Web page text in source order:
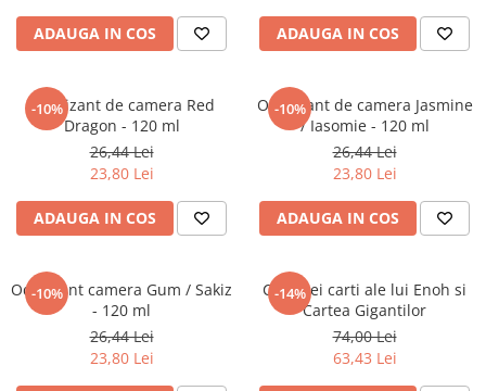
Povesti - Basme - Legende
Realitatea Augmentata
Religie pentru copii
ScienceConnection
ADAUGA IN COS ADAUGA IN COS
-10%
Odorizant de camera Red
Dragon - 120 ml
26,44 Lei
23,80 Lei
ADAUGA IN COS
-10%
Odorizant de camera Jasmine
/ Iasomie - 120 ml
26,44 Lei
23,80 Lei
ADAUGA IN COS
-10%
Odorizant camera Gum / Sakiz
- 120 ml
26,44 Lei
23,80 Lei
-14%
Cele trei carti ale lui Enoh si
Cartea Gigantilor
74,00 Lei
63,43 Lei